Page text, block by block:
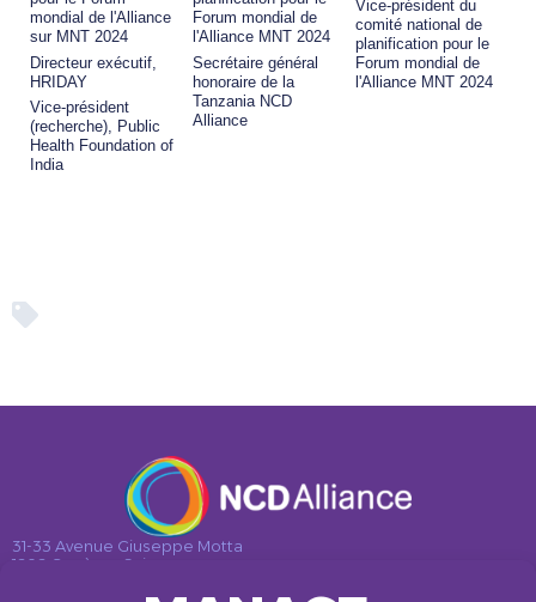
mondial de l'Alliance
sur MNT 2024
Directeur exécutif,
HRIDAY
Vice-président
(recherche), Public
Health Foundation of
India
Forum mondial de
l'Alliance MNT 2024
Secrétaire général
honoraire de la
Tanzania NCD
Alliance
Vice-président du
comité national de
planification pour le
Forum mondial de
l'Alliance MNT 2024
31-33 Avenue Giuseppe Motta
1202 Genève • Suisse